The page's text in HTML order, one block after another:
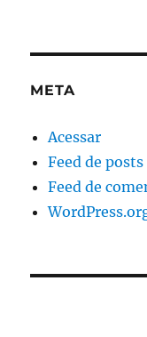
META
Acessar
Feed de posts
Feed de